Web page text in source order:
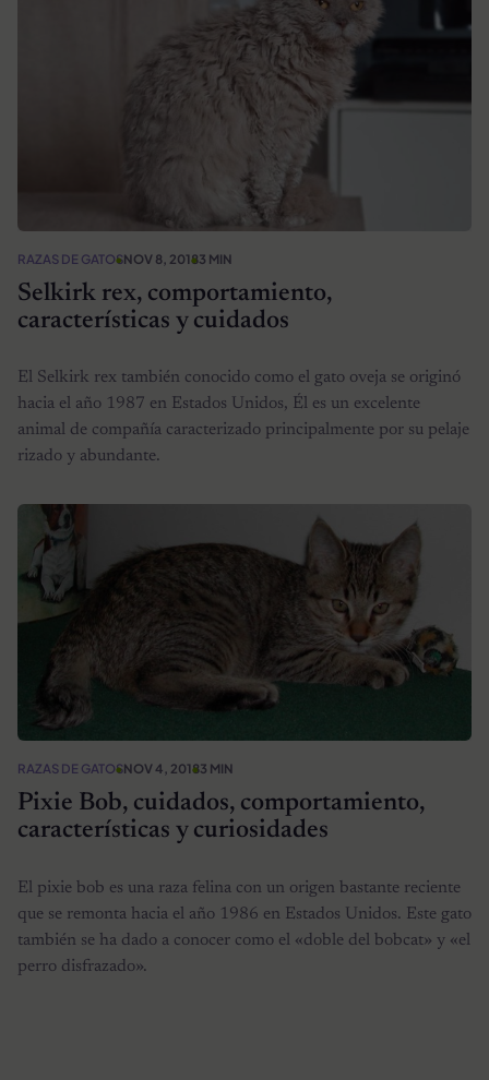
RAZAS DE GATOSNOV 8, 20183 MIN
Selkirk rex, comportamiento,
características y cuidados
El Selkirk rex también conocido como el gato oveja se originó
hacia el año 1987 en Estados Unidos, Él es un excelente
animal de compañía caracterizado principalmente por su pelaje
rizado y abundante.
RAZAS DE GATOSNOV 4, 20183 MIN
Pixie Bob, cuidados, comportamiento,
características y curiosidades
El pixie bob es una raza felina con un origen bastante reciente
que se remonta hacia el año 1986 en Estados Unidos. Este gato
también se ha dado a conocer como el «doble del bobcat» y «el
perro disfrazado».